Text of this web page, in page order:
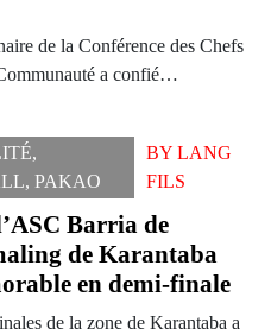
de la Conférence des Chefs
a confié…
,
,PAKAO
BY LANG
FILS
Barria de
de Karantaba
en demi-finale
de la zone de Karantaba a